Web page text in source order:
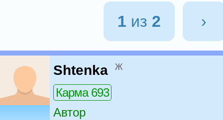
1 из 2 ›
Shtenka ж
Карма 693
Автор